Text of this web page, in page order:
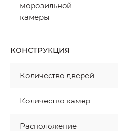
морозильной
камеры
КОНСТРУКЦИЯ
Количество дверей
Количество камер
Расположение